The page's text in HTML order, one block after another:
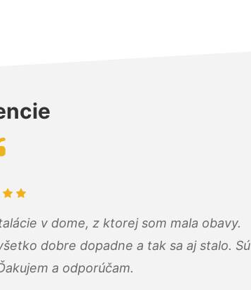
v dome, z ktorej som mala obavy.
dobre dopadne a tak sa aj stalo. Sú
a odporúčam.